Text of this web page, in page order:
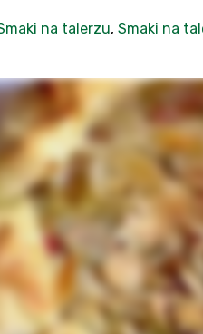
na talerzu, Smaki na